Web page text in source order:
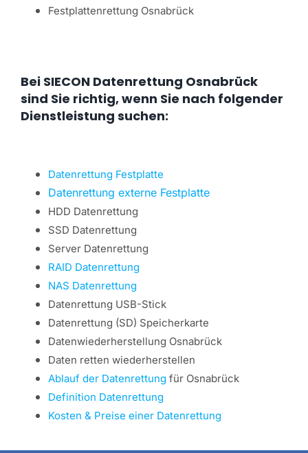
Festplattenrettung Osnabrück
Bei SIECON Datenrettung Osnabrück
sind Sie richtig, wenn Sie nach folgender
Dienstleistung suchen:
Datenrettung Festplatte
Datenrettung externe Festplatte
HDD Datenrettung
SSD Datenrettung
Server Datenrettung
RAID Datenrettung
NAS Datenrettung
Datenrettung USB-Stick
Datenrettung (SD) Speicherkarte
Datenwiederherstellung Osnabrück
Daten retten wiederherstellen
Ablauf der Datenrettung für Osnabrück
Definition Datenrettung
Kosten & Preise einer Datenrettung